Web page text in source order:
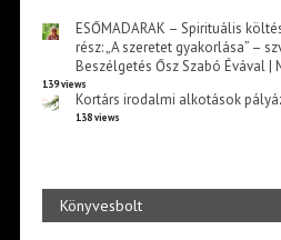
ESŐMADARAK – Spirituális
rész: „A szeretet gyakorlása” –
Beszélgetés Ősz Szabó Évával |
139 views
Kortárs irodalmi alkotások
138 views
Könyvesbolt